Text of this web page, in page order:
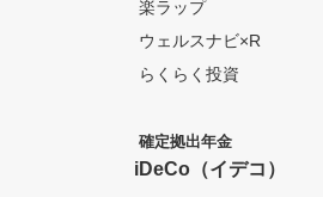
楽ラップ
ウェルスナビ×R
らくらく投資
確定拠出年金
iDeCo（イデコ）